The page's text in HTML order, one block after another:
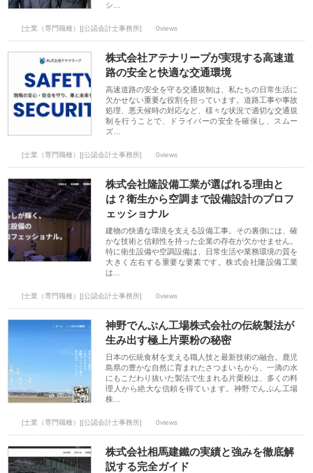
シ…
[士業（専門職種）][公認会計士事務所] 0views
株式会社アテナリープが実現する高速道
路の安全と快適な交通環境
高速道路の安全を守る交通規制は、私たちの日常生活に
欠かせない重要な役割を担っています。道路工事や事故
処理、悪天候時の対応など、様々な状況で適切な交通規
制を行うことで、ドライバーの安全を確保し、スムー
ズ…
[士業（専門職種）][公認会計士事務所] 0views
株式会社隆設備工業が選ばれる理由と
は？衛生から空調まで設備設計のプロフ
ェッショナル
建物の快適な環境を支える設備工事。その裏側には、確
かな技術と信頼性を持った企業の存在が欠かせません。
特に衛生設備や空調設備は、日常生活や業務環境の質を
大きく左右する重要な要素です。株式会社隆設備工業
は…
[士業（専門職種）][公認会計士事務所] 0views
神野でんぷん工場株式会社の伝統製法が
生み出す極上片栗粉の秘密
日本の伝統食材を支える職人技と最新技術の融合。鹿児
島県の豊かな自然に育まれたさつまいもから、一滴の水
にもこだわり抜いた製法で生まれる片栗粉は、多くの料
理人から絶大な信頼を得ています。神野でんぷん工場
株…
[士業（専門職種）][公認会計士事務所] 0views
株式会社相馬建鐵の実績と強みを徹底解
説する完全ガイド